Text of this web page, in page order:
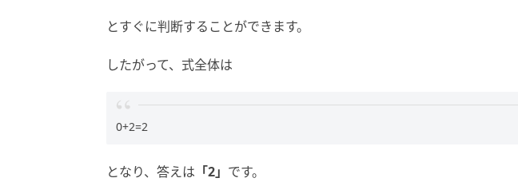
とすぐに判断することができます。
したがって、式全体は
0+2=2
となり、答えは 「2」 です。